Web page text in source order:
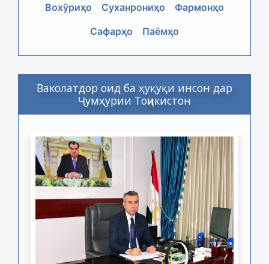
Вохӯриҳо Суханрониҳо
Фармонҳо
Сафарҳо
Паёмҳо
Ваколатдор оид ба ҳуқуқи инсон дар
Ҷумҳурии Тоҷикистон